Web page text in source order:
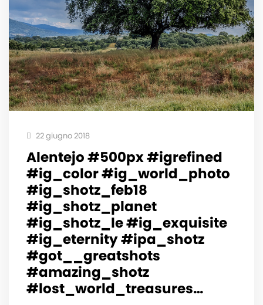
22 giugno 2018
Alentejo #500px #igrefined
#ig_color #ig_world_photo
#ig_shotz_feb18
#ig_shotz_planet
#ig_shotz_le #ig_exquisite
#ig_eternity #ipa_shotz
#got__greatshots
#amazing_shotz
#lost_world_treasures…